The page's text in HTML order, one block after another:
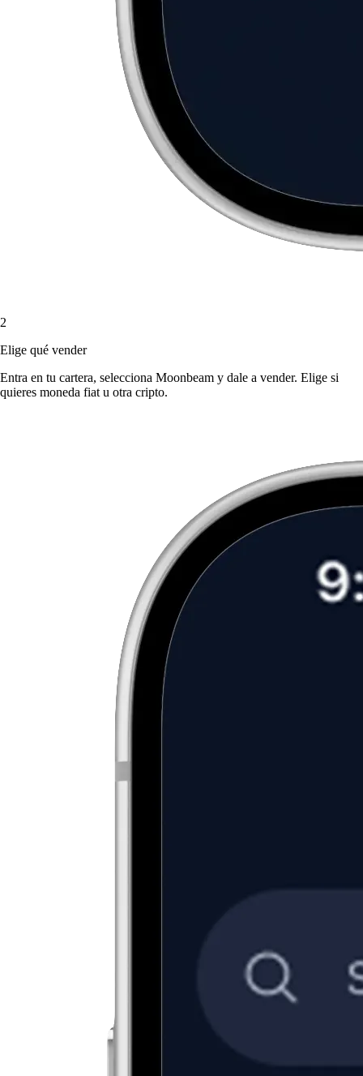
2
Elige qué vender
Entra en tu cartera, selecciona Moonbeam y dale a vender. Elige si
quieres moneda fiat u otra cripto.